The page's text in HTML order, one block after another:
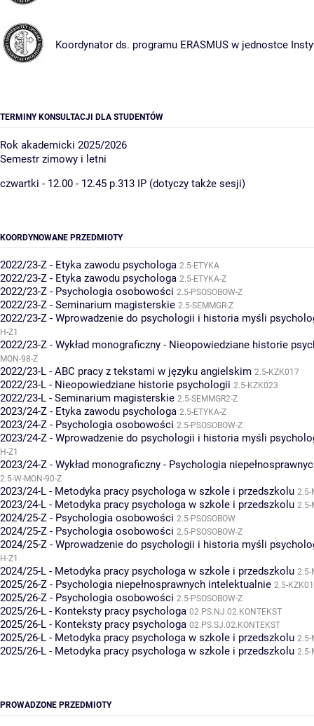
Koordynator ds. programu ERASMUS w jednostce
TERMINY KONSULTACJI DLA STUDENTÓW
Rok akademicki 2025/2026
Semestr zimowy i letni
czwartki - 12.00 - 12.45 p.313 IP (dotyczy także sesji)
KOORDYNOWANE PRZEDMIOTY
2022/23-Z - Etyka zawodu psychologa 2.5-ETYKA
2022/23-Z - Etyka zawodu psychologa 2.5-ETYKA-Z
2022/23-Z - Psychologia osobowości 2.5-PSOSOBOW-Z
2022/23-Z - Seminarium magisterskie 2.5-SEMMGR-Z
2022/23-Z - Wprowadzenie do psychologii i historia myśli
H-Z1
2022/23-Z - Wykład monograficzny - Nieopowiedziane historie
MON-98-Z
2022/23-L - ABC pracy z tekstami w języku angielskim 2.5-KZK017
2022/23-L - Nieopowiedziane historie psychologii 2.5-KZK023
2022/23-L - Seminarium magisterskie 2.5-SEMMGR2-Z
2023/24-Z - Etyka zawodu psychologa 2.5-ETYKA-Z
2023/24-Z - Psychologia osobowości 2.5-PSOSOBOW-Z
2023/24-Z - Wprowadzenie do psychologii i historia myśli
H-Z1
2023/24-Z - Wykład monograficzny - Psychologia
2.5-W-MON-90-Z
2023/24-L - Metodyka pracy psychologa w szkole i przedszkolu 2.5-
2023/24-L - Metodyka pracy psychologa w szkole i przedszkolu 2.5-
2024/25-Z - Psychologia osobowości 2.5-PSOSOBOW
2024/25-Z - Psychologia osobowości 2.5-PSOSOBOW-Z
2024/25-Z - Wprowadzenie do psychologii i historia myśli
H-Z1
2024/25-L - Metodyka pracy psychologa w szkole i przedszkolu 2.5-
2025/26-Z - Psychologia niepełnosprawnych intelektualnie 2.5-
2025/26-Z - Psychologia osobowości 2.5-PSOSOBOW-Z
2025/26-L - Konteksty pracy psychologa 02.PS.NJ.02.KONTEKST
2025/26-L - Konteksty pracy psychologa 02.PS.SJ.02.KONTEKST
2025/26-L - Metodyka pracy psychologa w szkole i przedszkolu 2.5-
2025/26-L - Metodyka pracy psychologa w szkole i przedszkolu 2.5-
PROWADZONE PRZEDMIOTY